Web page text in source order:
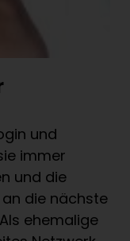
und
immer
und die
an die nächste
ehemalige